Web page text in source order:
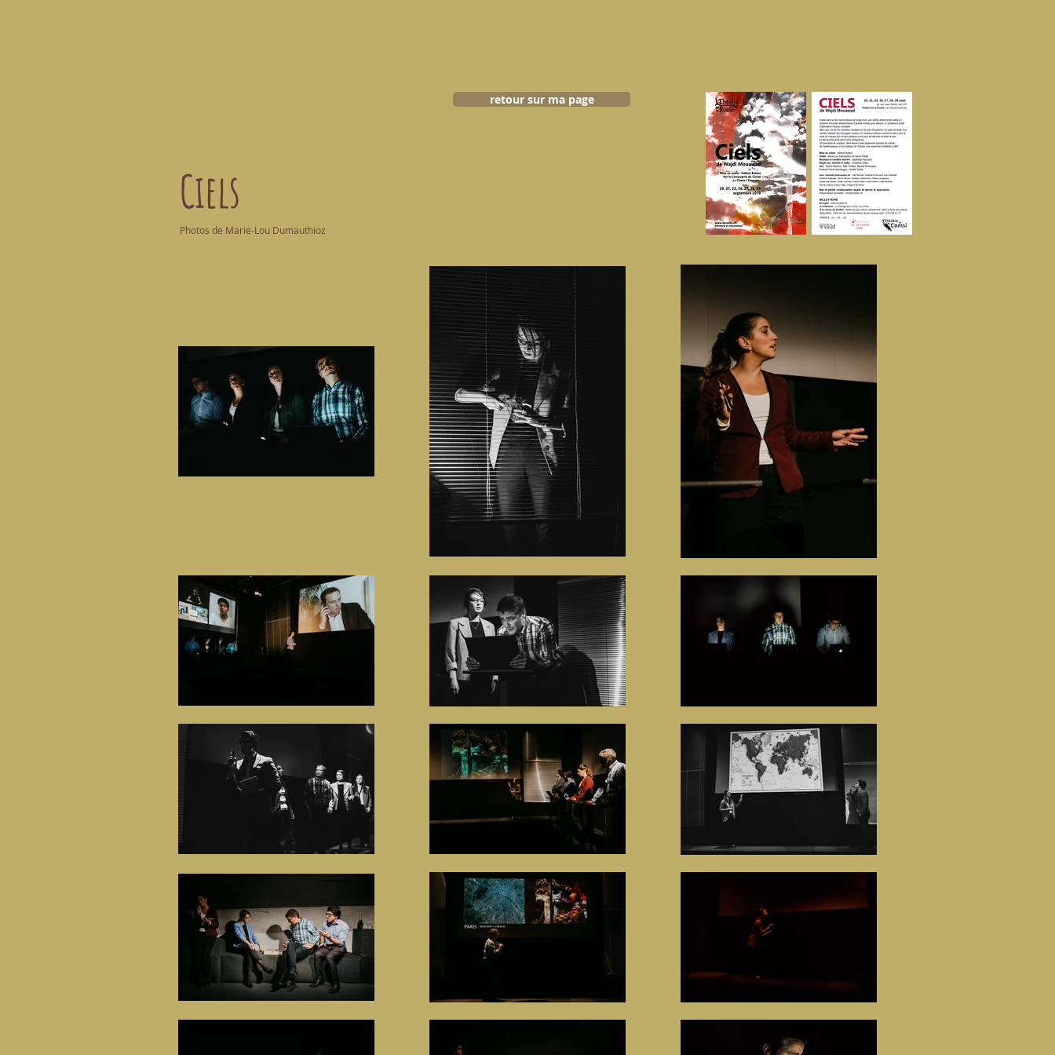
retour sur ma page
Photos de Marie-Lou Dumauthioz
Ciels